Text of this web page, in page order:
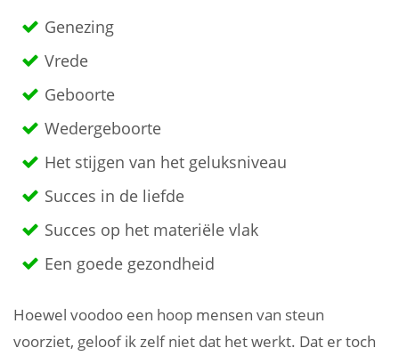
Genezing
Vrede
Geboorte
Wedergeboorte
Het stijgen van het geluksniveau
Succes in de liefde
Succes op het materiële vlak
Een goede gezondheid
Hoewel voodoo een hoop mensen van steun
voorziet, geloof ik zelf niet dat het werkt. Dat er toch